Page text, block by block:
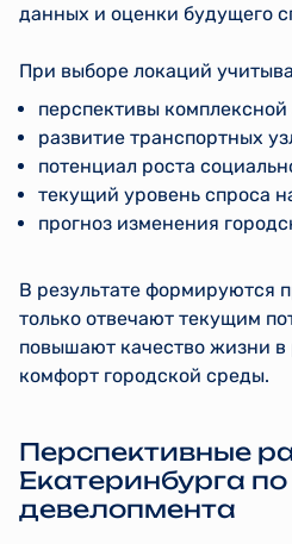
данных и оценки будущего
При выборе локаций
перспективы комплексной
развитие транспортных
потенциал роста
текущий уровень спроса
прогноз изменения
В результате формируются
только отвечают текущим
повышают качество жизни в
комфорт городской среды.
Перспективные
Екатеринбурга
девелопмента